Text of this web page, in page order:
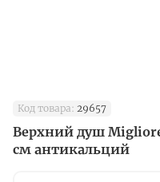
Код товара: 29657
Верхний душ
см антикальций